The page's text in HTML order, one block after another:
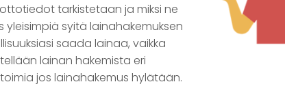
tarkistetaan ja miksi ne
syitä lainahakemuksen
saada lainaa, vaikka
lainan hakemista eri
jos lainahakemus hylätään.